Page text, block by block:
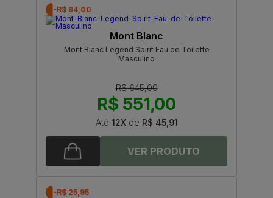
-R$ 94,00
Mont Blanc
Mont Blanc Legend Spirit Eau de Toilette
Masculino
R$ 645,00
R$ 551,00
Até 12Xde R$ 45,91
-R$ 25,95